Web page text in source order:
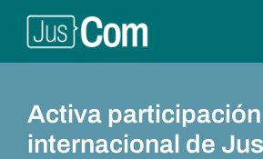
Saltar
Activa participación
internacional de